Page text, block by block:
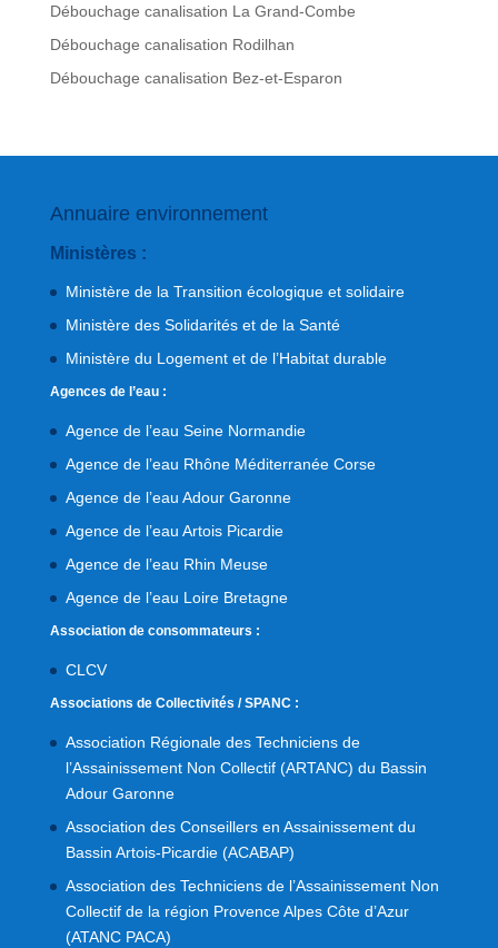
Débouchage canalisation La Grand-Combe
Débouchage canalisation Rodilhan
Débouchage canalisation Bez-et-Esparon
Annuaire environnement
Ministères :
Ministère de la Transition écologique et solidaire
Ministère des Solidarités et de la Santé
Ministère du Logement et de l’Habitat durable
Agences de l’eau :
Agence de l’eau Seine Normandie
Agence de l’eau Rhône Méditerranée Corse
Agence de l’eau Adour Garonne
Agence de l’eau Artois Picardie
Agence de l’eau Rhin Meuse
Agence de l’eau Loire Bretagne
Association de consommateurs :
CLCV
Associations de Collectivités / SPANC :
Association Régionale des Techniciens de
l’Assainissement Non Collectif (ARTANC) du Bassin
Adour Garonne
Association des Conseillers en Assainissement du
Bassin Artois-Picardie (ACABAP)
Association des Techniciens de l’Assainissement Non
Collectif de la région Provence Alpes Côte d’Azur
(ATANC PACA)